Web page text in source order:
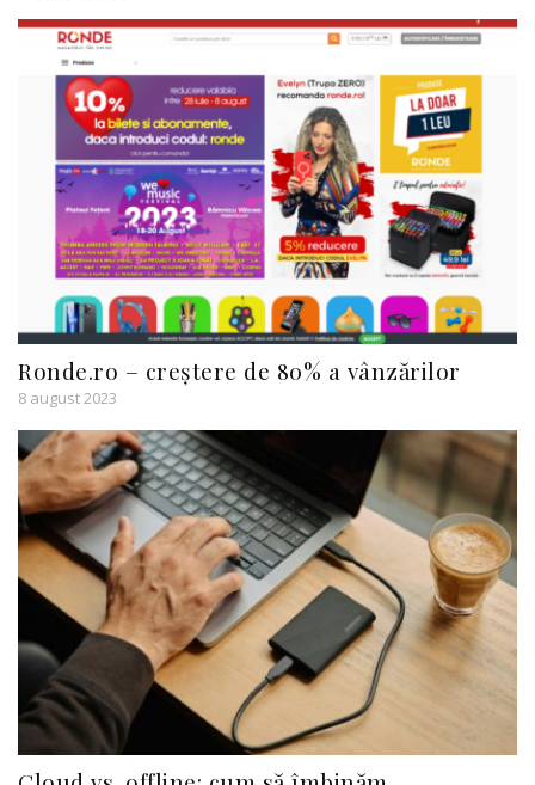
Ronde.ro – creștere de 80% a vânzărilor
8 august 2023